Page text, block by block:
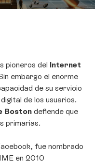
pioneros del Internet
embargo el enorme
de su servicio
de los usuarios.
Boston defiende que
primarias.
fue nombrado
en 2010